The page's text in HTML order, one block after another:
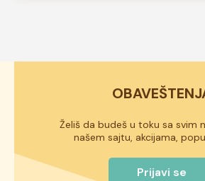
Želiš da budeš u toku sa svim
našem sajtu, akcijama,
Prijavi se